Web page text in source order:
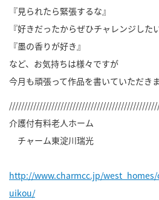
『見られたら緊張するな』
『好きだったからぜひチャレンジした
『墨の香りが好き』
など、お気持ちは様々ですが
今月も頑張って作品を書いていただきま
介護付有料老人ホーム
チャーム東淀川瑞光
http://www.charmcc.jp/
uikou/